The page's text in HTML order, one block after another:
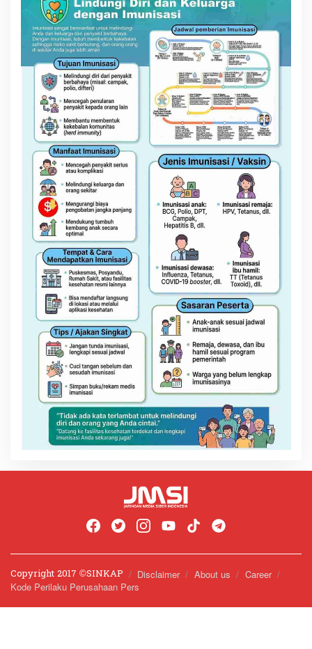
Copyright 2017 ©️SINKAP Disclaimer About us
Career
Kode Perilaku Perusahaan Pers